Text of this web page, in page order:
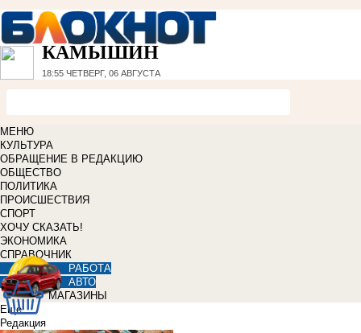
КАМЫШИН
18:55 ЧЕТВЕРГ, 06 АВГУСТА
МЕНЮ
КУЛЬТУРА
ОБРАЩЕНИЕ В РЕДАКЦИЮ
ОБЩЕСТВО
ПОЛИТИКА
ПРОИСШЕСТВИЯ
СПОРТ
ХОЧУ СКАЗАТЬ!
ЭКОНОМИКА
СПРАВОЧНИК
РАБОТА
АВТО
МАГАЗИНЫ
Еще
Редакция